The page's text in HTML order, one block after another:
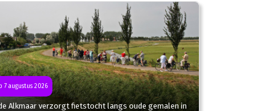
7 augustus 2026
Alkmaar verzorgt fietstocht langs oude gemalen in